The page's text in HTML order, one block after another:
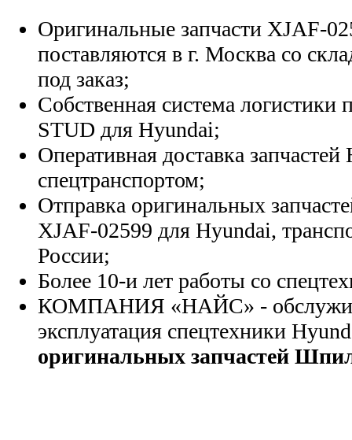
Оригинальные запчасти XJAF-
поставляются в г. Москва со
под заказ;
Собственная система логистики
STUD для Hyundai;
Оперативная доставка
спецтранспортом;
Отправка оригинальных
XJAF-02599 для Hyundai,
России;
Более 10-и лет работы со
КОМПАНИЯ «НАЙС» -
эксплуатация спецтехники
оригинальных запчастей